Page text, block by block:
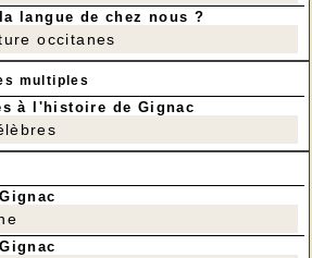
langue de chez nous ?
occitanes
multiples
à l'histoire de Gignac